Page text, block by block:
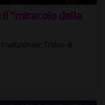
"miracolo della
Triduo di